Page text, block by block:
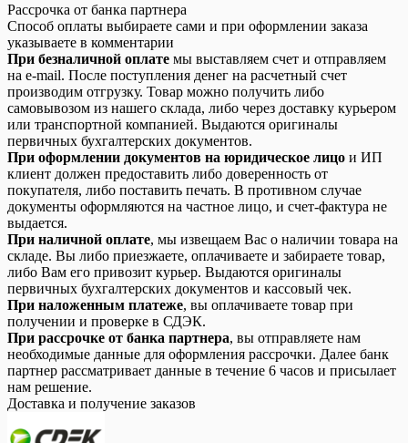
Рассрочка от банка партнера
Способ оплаты выбираете сами и при оформлении заказа
указываете в комментарии
При безналичной оплате мы выставляем счет и отправляем
на e-mail. После поступления денег на расчетный счет
производим отгрузку. Товар можно получить либо
самовывозом из нашего склада, либо через доставку курьером
или транспортной компанией. Выдаются оригиналы
первичных бухгалтерских документов.
При оформлении документов на юридическое лицо и ИП
клиент должен предоставить либо доверенность от
покупателя, либо поставить печать. В противном случае
документы оформляются на частное лицо, и счет-фактура не
выдается.
При наличной оплате, мы извещаем Вас о наличии товара на
складе. Вы либо приезжаете, оплачиваете и забираете товар,
либо Вам его привозит курьер. Выдаются оригиналы
первичных бухгалтерских документов и кассовый чек.
При наложенным платеже, вы оплачиваете товар при
получении и проверке в СДЭК.
При рассрочке от банка партнера, вы отправляете нам
необходимые данные для оформления рассрочки. Далее банк
партнер рассматривает данные в течение 6 часов и присылает
нам решение.
Доставка и получение заказов